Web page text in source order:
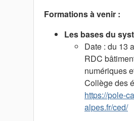
Formations à venir :
Les bases du
Date : du 13
RDC
numériques
Collège des
https://pole-
alpes.fr/ced/